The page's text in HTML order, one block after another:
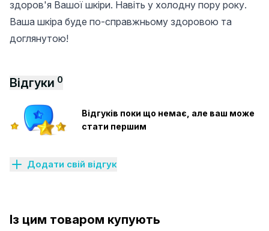
здоров'я Вашої шкіри. Навіть у холодну пору року.
Ваша шкіра буде по-справжньому здоровою та
доглянутою!
Відгуки 0
Відгуків поки що немає, але ваш може
стати першим
Додати свій відгук
Із цим товаром купують